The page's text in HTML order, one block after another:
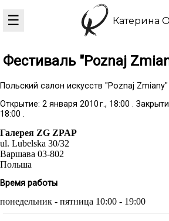
☰ Катерина
Фестиваль "Poznaj
Польский салон искусств "Poznaj Zmiany"
Открытие: 2 января 2010 г., 18:00 .
18:00 .
Галерея ZG ZPAP
ul. Lubelska 30/32
Варшава 03-802
Польша
Время работы
понедельник - пятница 10:00 - 19:00